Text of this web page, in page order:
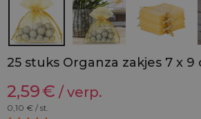
25 stuks Organza zakjes 7 x 9
2,59€ / verp.
0,10 € / st.